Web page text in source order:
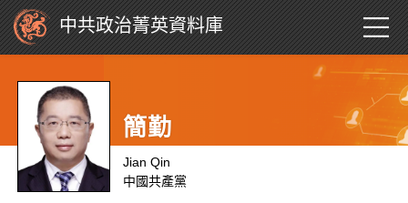
中共政治菁英資料庫
簡勤
Jian Qin
中國共產黨